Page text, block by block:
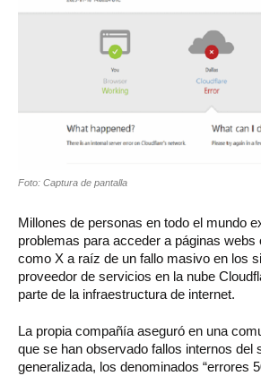
Foto: Captura de pantalla
Millones de personas en todo el mundo
problemas para acceder a páginas webs
como X a raíz de un fallo masivo en los
proveedor de servicios en la nube
parte de la infraestructura de internet.
La propia compañía aseguró en una
que se han observado fallos internos del
generalizada, los denominados “errores